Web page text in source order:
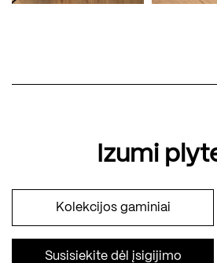
Izumi
Kolekcijos gaminiai
Susisiekite dėl įsigijimo